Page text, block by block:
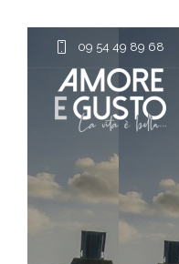
09 54 49 89 68